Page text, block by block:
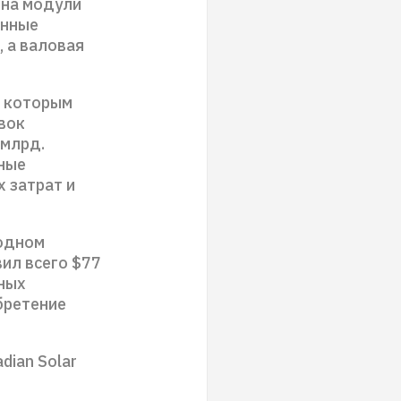
а валовая
которым
затрат и
всего $77
Solar